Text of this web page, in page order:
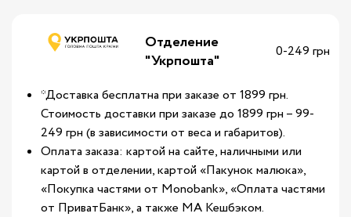
Отделение
"Укрпошта"
0-249 грн
*Доставка бесплатна при заказе от 1899 грн.
Стоимость доставки при заказе до 1899 грн – 99-
249 грн (в зависимости от веса и габаритов).
Оплата заказа: картой на сайте, наличными или
картой в отделении, картой «Пакунок малюка»,
«Покупка частями от Monobank», «Оплата частями
от ПриватБанк», а также МА Кешбэком.